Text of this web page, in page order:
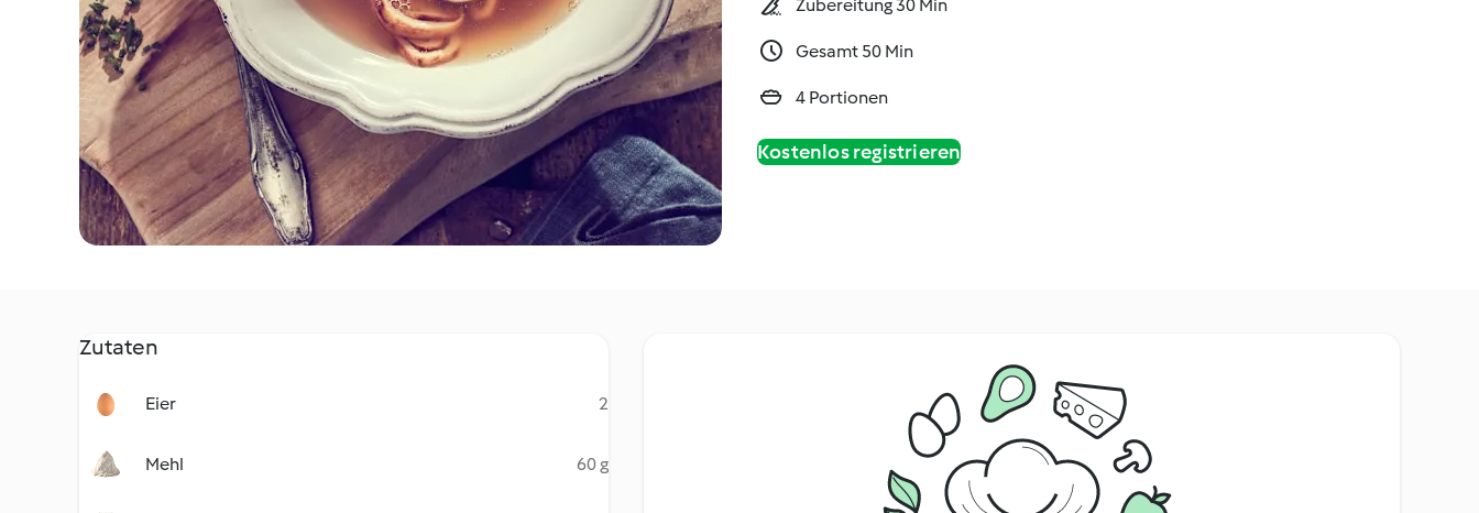
Zubereitung 30 Min
Gesamt 50 Min
4 Portionen
Kostenlos registrieren
Zutaten
Eier 2
Mehl 60 g